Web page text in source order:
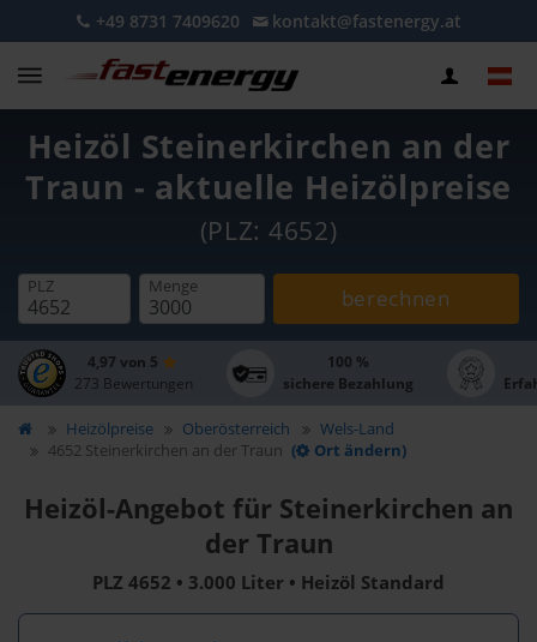
+49 8731 7409620 kontakt@fastenergy.at
Heizöl Steinerkirchen an der
Traun - aktuelle Heizölpreise
(PLZ: 4652)
PLZ Menge berechnen
4,97 von 5
273 Bewertungen
100 %
sichere Bezahlung
Heizölpreise Oberösterreich
Wels-Land
4652 Steinerkirchen an der Traun ( Ort ändern)
Heizöl-Angebot für Steinerkirchen an
der Traun
PLZ 4652 • 3.000 Liter • Heizöl Standard